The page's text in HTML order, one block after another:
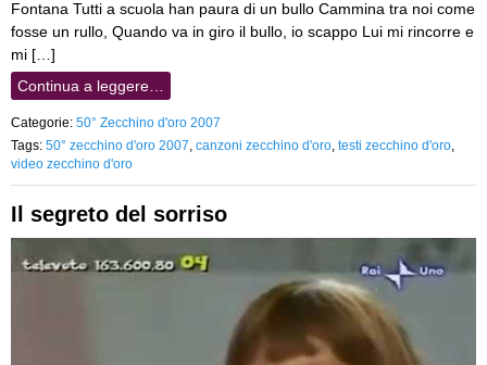
Fontana Tutti a scuola han paura di un bullo Cammina tra noi come
fosse un rullo, Quando va in giro il bullo, io scappo Lui mi rincorre e
mi […]
Continua a leggere…
Categorie: 50° Zecchino d'oro 2007
Tags: 50° zecchino d'oro 2007 canzoni zecchino d'oro testi zecchino d'oro
video zecchino d'oro
Il segreto del sorriso